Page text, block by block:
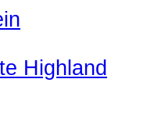
Highland